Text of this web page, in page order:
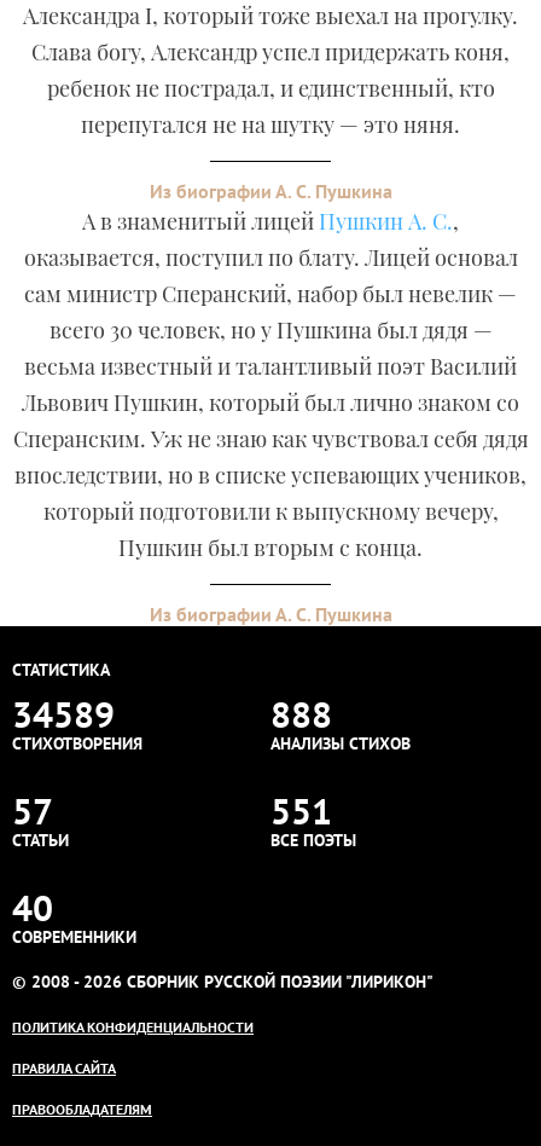
Александра I, который тоже выехал на прогулку.
Слава богу, Александр успел придержать коня,
ребенок не пострадал, и единственный, кто
перепугался не на шутку — это няня.
Из биографии А. С. Пушкина
А в знаменитый лицей Пушкин А. С.,
оказывается, поступил по блату. Лицей основал
сам министр Сперанский, набор был невелик —
всего 30 человек, но у Пушкина был дядя —
весьма известный и талантливый поэт Василий
Львович Пушкин, который был лично знаком со
Сперанским. Уж не знаю как чувствовал себя дядя
впоследствии, но в списке успевающих учеников,
который подготовили к выпускному вечеру,
Пушкин был вторым с конца.
Из биографии А. С. Пушкина
СТАТИСТИКА
34589
СТИХОТВОРЕНИЯ
888
АНАЛИЗЫ СТИХОВ
57
СТАТЬИ
551
ВСЕ ПОЭТЫ
40
СОВРЕМЕННИКИ
© 2008 - 2026 СБОРНИК РУССКОЙ ПОЭЗИИ "ЛИРИКОН"
ПОЛИТИКА КОНФИДЕНЦИАЛЬНОСТИ
ПРАВИЛА САЙТА
ПРАВООБЛАДАТЕЛЯМ